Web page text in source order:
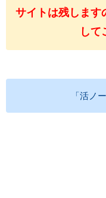
サイトは残します
して
「活ノ